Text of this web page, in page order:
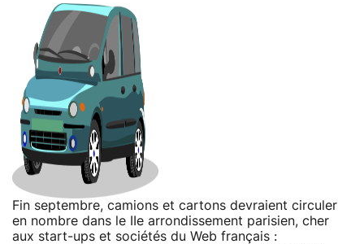
Fin septembre, camions et cartons devraient circuler
en nombre dans le IIe arrondissement parisien, cher
aux start-ups et sociétés du Web français :